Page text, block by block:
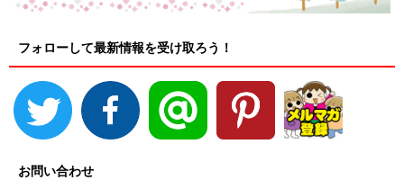
フォローして最新情報を受け取ろう！
お問い合わせ